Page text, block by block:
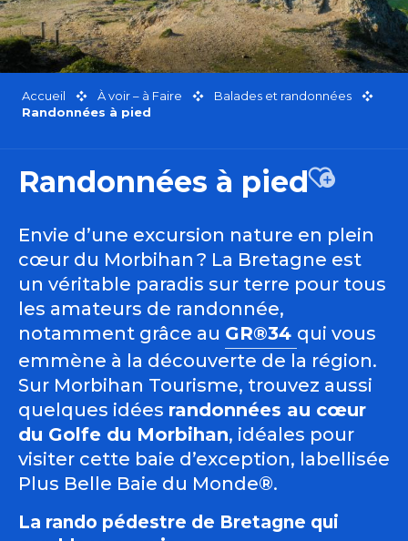
Accueil À voir – à Faire
Balades et randonnées
Randonnées à pied
Randonnées à piedAjouter
Envie d’une excursion nature en plein
cœur du Morbihan ? La Bretagne est
un véritable paradis sur terre pour tous
les amateurs de randonnée,
notamment grâce au GR®34 qui vous
emmène à la découverte de la région.
Sur Morbihan Tourisme, trouvez aussi
quelques idées randonnées au cœur
du Golfe du Morbihan, idéales pour
visiter cette baie d’exception, labellisée
Plus Belle Baie du Monde®.
La rando pédestre de Bretagne qui